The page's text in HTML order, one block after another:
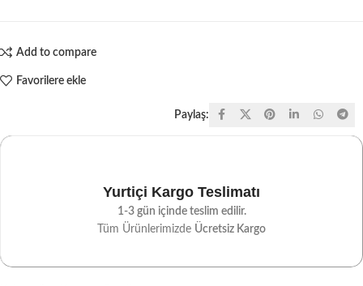
Add to compare
Favorilere ekle
Paylaş:
Yurtiçi Kargo Teslimatı
1-3 gün içinde teslim edilir.
Tüm Ürünlerimizde Ücretsiz Kargo